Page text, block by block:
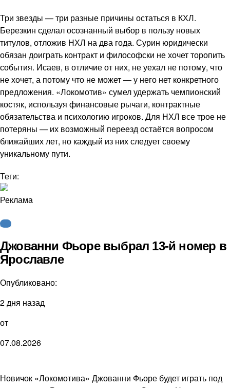
Три звезды — три разные причины остаться в КХЛ.
Березкин сделал осознанный выбор в пользу новых
титулов, отложив НХЛ на два года. Сурин юридически
обязан доиграть контракт и философски не хочет торопить
события. Исаев, в отличие от них, не уехал не потому, что
не хочет, а потому что не может — у него нет конкретного
предложения. «Локомотив» сумел удержать чемпионский
костяк, используя финансовые рычаги, контрактные
обязательства и психологию игроков. Для НХЛ все трое не
потеряны — их возможный переезд остаётся вопросом
ближайших лет, но каждый из них следует своему
уникальному пути.
Теги:
Реклама
КХЛ
Джованни Фьоре выбрал 13-й номер в
Ярославле
Опубликовано:
2 дня назад
от
07.08.2026
Новичок «Локомотива» Джованни Фьоре будет играть под